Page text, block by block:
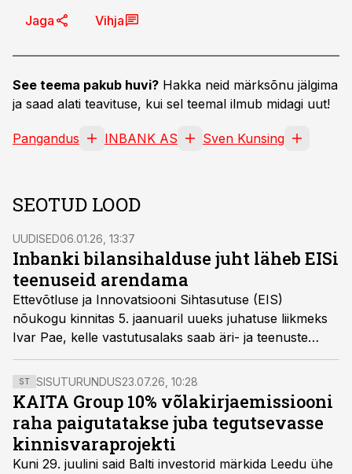
Jaga Vihja
See teema pakub huvi? Hakka neid märksõnu jälgima
ja saad alati teavituse, kui sel teemal ilmub midagi uut!
Pangandus INBANK AS Sven Kunsing
SEOTUD LOOD
UUDISED06.01.26, 13:37
Inbanki bilansihalduse juht läheb EISi
teenuseid arendama
Ettevõtluse ja Innovatsiooni Sihtasutuse (EIS)
nõukogu kinnitas 5. jaanuaril uueks juhatuse liikmeks
Ivar Pae, kelle vastutusalaks saab äri- ja teenuste
arendus. Pae asub ametisse 9. veebruaril.
ST SISUTURUNDUS23.07.26, 10:28
KAITA Group 10% võlakirjaemissiooni
raha paigutatakse juba tegutsevasse
kinnisvaraprojekti
Kuni 29. juulini said Balti investorid märkida Leedu ühe